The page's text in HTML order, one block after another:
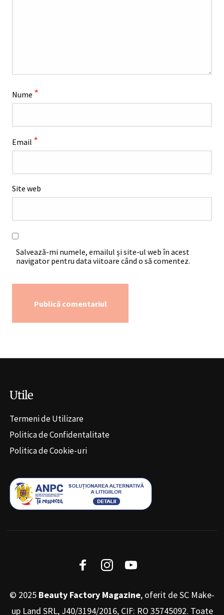
Nume *
Email *
Site web
Salvează-mi numele, emailul și site-ul web în acest
navigator pentru data viitoare când o să comentez.
Utile
Termeni de Utilizare
Politica de Confidentalitate
Politica de Cookie-uri
© 2025 Beauty Factory Magazine, oferit de SC Make-
up Land SRL, J40/3194/2016, CIF: RO 35745092. Toate